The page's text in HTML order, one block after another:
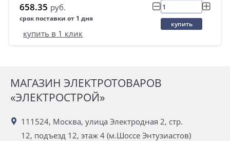
658.35 руб.
срок поставки от 1 дня
купить
купить в 1 клик
МАГАЗИН ЭЛЕКТРОТОВАРОВ
«ЭЛЕКТРОСТРОЙ»
111524, Москва, улица Электродная 2, стр.
12, подъезд 12, этаж 4 (м.Шоссе Энтузиастов)